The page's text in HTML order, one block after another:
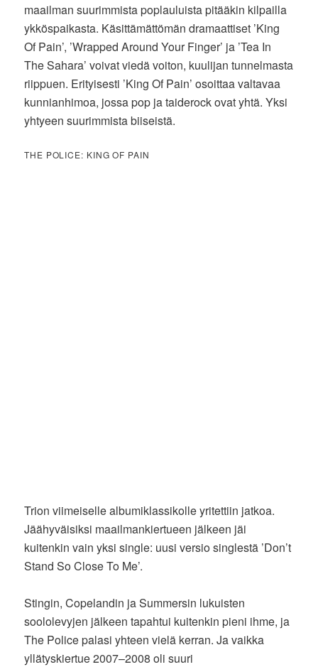
maailman suurimmista poplauluista pitääkin kilpailla
ykköspaikasta. Käsittämättömän dramaattiset ’King
Of Pain’, ’Wrapped Around Your Finger’ ja ’Tea In
The Sahara’ voivat viedä voiton, kuulijan tunnelmasta
riippuen. Erityisesti ’King Of Pain’ osoittaa valtavaa
kunnianhimoa, jossa pop ja taiderock ovat yhtä. Yksi
yhtyeen suurimmista biiseistä.
THE POLICE: KING OF PAIN
Trion viimeiselle albumiklassikolle yritettiin jatkoa.
Jäähyväisiksi maailmankiertueen jälkeen jäi
kuitenkin vain yksi single: uusi versio singlestä ’Don’t
Stand So Close To Me’.
Stingin, Copelandin ja Summersin lukuisten
soololevyjen jälkeen tapahtui kuitenkin pieni ihme, ja
The Police palasi yhteen vielä kerran. Ja vaikka
yllätyskiertue 2007–2008 oli suuri